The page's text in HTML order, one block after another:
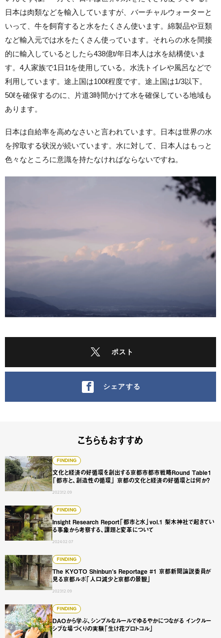
日本は肉類などを輸入していますが、バーチャルウォーターと
いって、牛を飼育すると水をたくさん使います。綿製品や豆類
など輸入元では水をたくさん使っています。それらの水を間接
的に輸入しているとしたら438億t/年日本人は水を結構使いま
す。4人家族で1日1tを使用している。水洗トイレや風呂などで
利用しています。途上国は100ℓ程度です。途上国は1/3以下。
50ℓを確保するのに、片道3時間かけて水を確保している地域も
あります。
日本は自給率を高めなさいと言われています。日本は世界の水
を搾取する状況が続いています。水に対して、日本人はもっと
色々なところに意識を持たなければならないですね。
ポスト
シェアする
こちらもおすすめ
FINDING
文化と経済の好循環を創出する京都市都市戦略Round Table１
「都市と、創造性の循環」 京都の文化と経済の好循環とは何か？
2023.12.09
文化と経済の好循環を創出する京都市都市戦略Round
FINDING
Insight Research Report「都市と水」vol.1 梨木神社で起きてい
る事象から考察する、課題と変革について
2024.02.07
Insight Research Report「都市と水」vol.1 梨木神社で起き
FINDING
The KYOTO Shinbun’s Reportage #1 京都新聞論説委員が
見る京都ルポ「人口減少と京都の景観」
2023.12.09
The KYOTO Shinbun’s Reportage #1 京都新聞論説委員が
FINDING
DAOから学ぶ、シンプルなルールでゆるやかにつながる インクルー
シブな場づくりの実験「生け花プロトコル」
DAOから学ぶ、シンプルなルールでゆるやかにつながる イ